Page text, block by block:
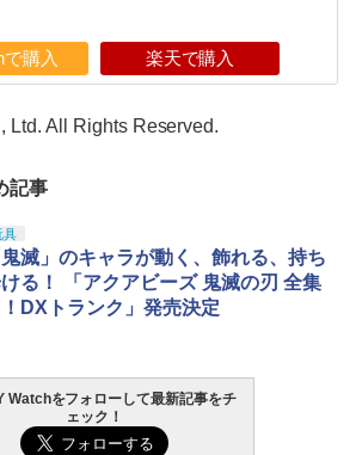
購入 楽天で購入
Ltd. All Rights Reserved.
記事
具
鬼滅」のキャラが動く、飾れる、持ち
る！ 「アクアビーズ 鬼滅の刃 全集
DXトランク」発売決定
Watchをフォローして最新記事をチ
ェック！